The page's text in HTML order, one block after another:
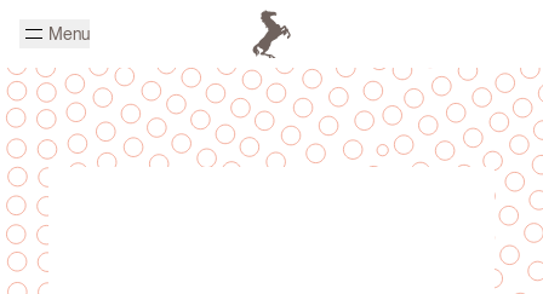
Page d'accueil Cheval Blanc
Menu